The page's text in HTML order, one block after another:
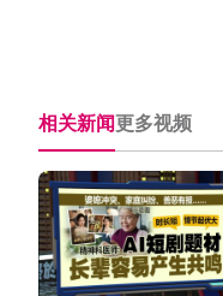
🔴 更多新闻资讯看
相关新闻更多视频